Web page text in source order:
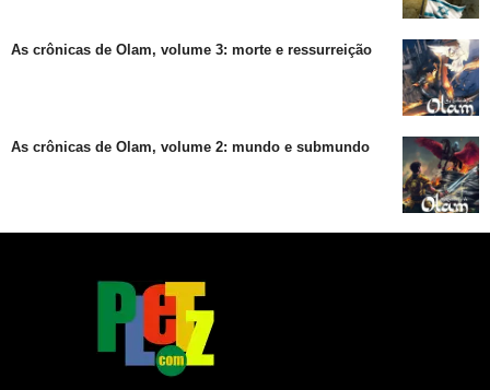
As crônicas de Olam, volume 3: morte e ressurreição
As crônicas de Olam, volume 2: mundo e submundo